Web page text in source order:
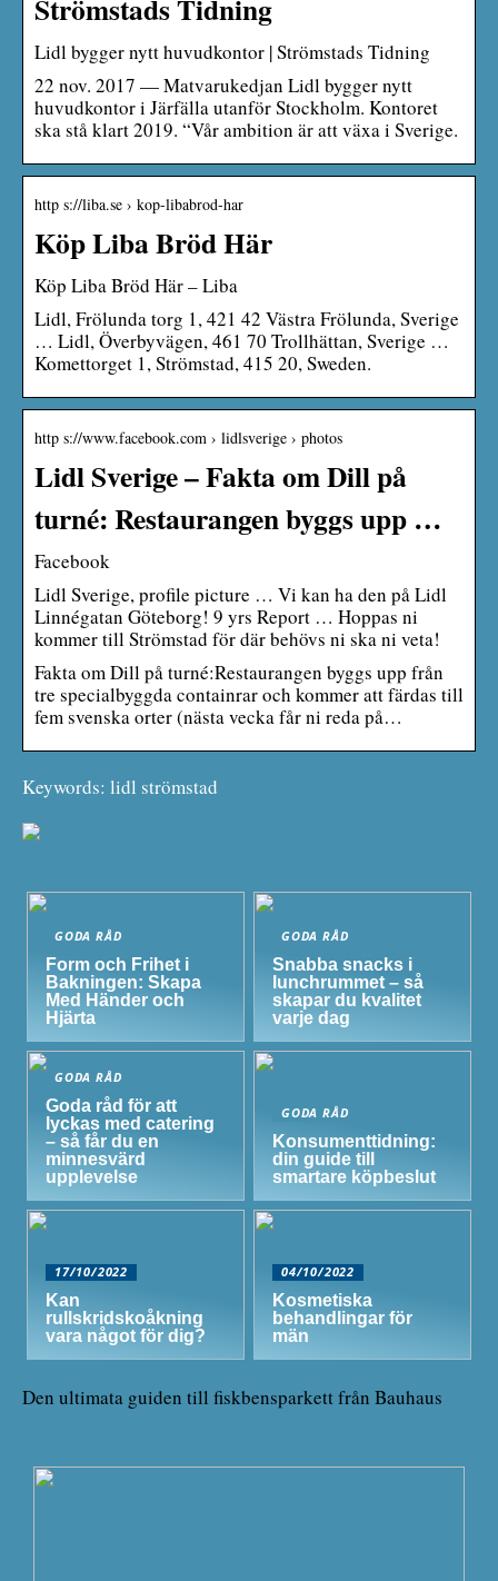
Lidl bygger nytt huvudkontor | Strömstads Tidning
22 nov. 2017 — Matvarukedjan Lidl bygger nytt
huvudkontor i Järfälla utanför Stockholm. Kontoret
ska stå klart 2019. “Vår ambition är att växa i Sverige.
http s://liba.se › kop-libabrod-har
Köp Liba Bröd Här
Köp Liba Bröd Här – Liba
Lidl, Frölunda torg 1, 421 42 Västra Frölunda, Sverige
… Lidl, Överbyvägen, 461 70 Trollhättan, Sverige …
Komettorget 1, Strömstad, 415 20, Sweden.
http s://www.facebook.com › lidlsverige › photos
Lidl Sverige – Fakta om Dill på
turné: Restaurangen byggs upp …
Facebook
Lidl Sverige, profile picture … Vi kan ha den på Lidl
Linnégatan Göteborg! 9 yrs Report … Hoppas ni
kommer till Strömstad för där behövs ni ska ni veta!
Fakta om Dill på turné:Restaurangen byggs upp från
tre specialbyggda containrar och kommer att färdas till
fem svenska orter (nästa vecka får ni reda på…
Keywords: lidl strömstad
GODA RÅD
Form och Frihet i
Bakningen: Skapa
Med Händer och
Hjärta
GODA RÅD
Snabba snacks i
lunchrummet – så
skapar du kvalitet
varje dag
GODA RÅD
Goda råd för att
lyckas med catering
– så får du en
minnesvärd
upplevelse
GODA RÅD
Konsumenttidning:
din guide till
smartare köpbeslut
17/10/2022
Kan
rullskridskoåkning
vara något för dig?
04/10/2022
Kosmetiska
behandlingar för
män
Den ultimata guiden till fiskbensparkett från Bauhaus